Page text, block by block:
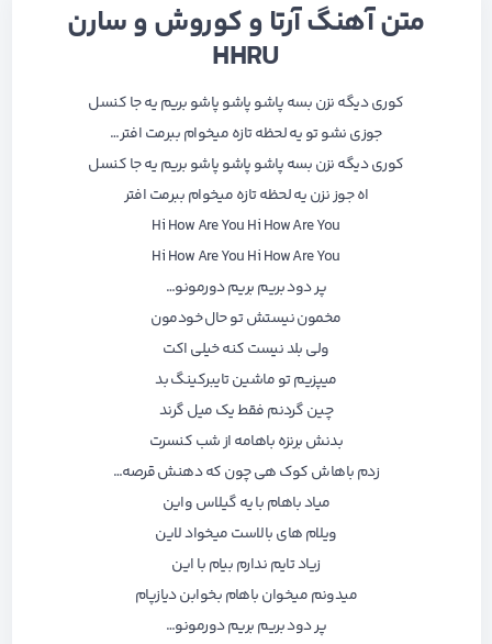
متن آهنگ آرتا و کوروش و سارن
HHRU
کوری دیگه نزن بسه پاشو پاشو پاشو بریم یه جا کنسل
جوزی نشو تو یه لحظه تازه میخوام ببرمت افتر…
کوری دیگه نزن بسه پاشو پاشو پاشو بریم یه جا کنسل
اه جوز نزن یه لحظه تازه میخوام ببرمت افتر
Hi How Are You Hi How Are You
Hi How Are You Hi How Are You
پر دود بریم بریم دورمونو…
مخمون نیستش تو حال خودمون
ولی بلد نیست کنه خیلی اکت
میپزیم تو ماشین تایبرکینگ بد
چین گردنم فقط یک میل گرند
بدنش برنزه باهامه از شب کنسرت
زدم باهاش کوک هی چون که دهنش قرصه…
میاد باهام با یه گیلاس واین
ویلام های بالاست میخواد لاین
زیاد تایم ندارم بیام با این
میدونم میخوان باهام بخوابن دیازپام
پر دود بریم بریم دورمونو…